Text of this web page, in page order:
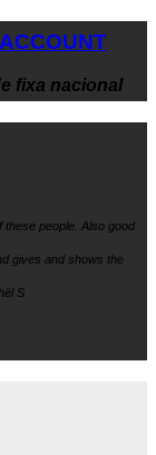
fixa nacional
these people. Also good
gives and shows the
S